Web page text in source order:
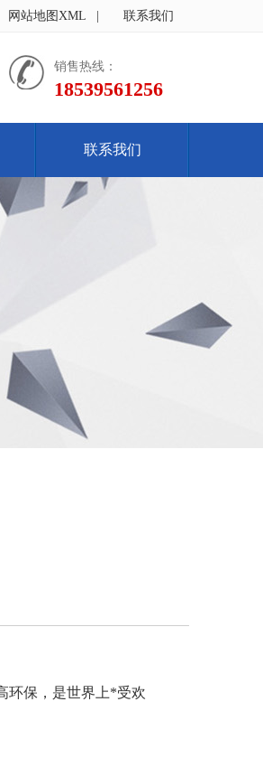
网站地图XML 联系我们
销售热线：
18539561256
联系我们
环保，是世界上*受欢